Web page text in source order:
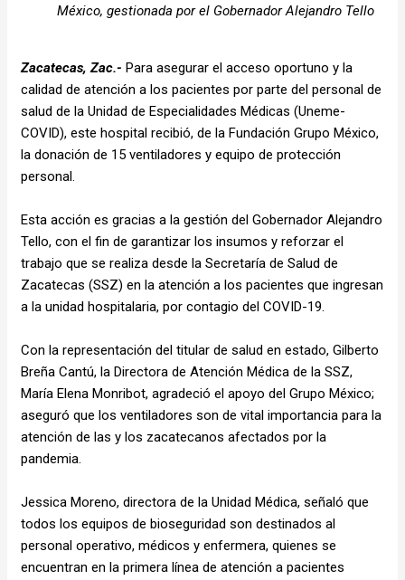
México, gestionada por el Gobernador Alejandro Tello
Zacatecas, Zac.- Para asegurar el acceso oportuno y la
calidad de atención a los pacientes por parte del personal de
salud de la Unidad de Especialidades Médicas (Uneme-
COVID), este hospital recibió, de la Fundación Grupo México,
la donación de 15 ventiladores y equipo de protección
personal.
Esta acción es gracias a la gestión del Gobernador Alejandro
Tello, con el fin de garantizar los insumos y reforzar el
trabajo que se realiza desde la Secretaría de Salud de
Zacatecas (SSZ) en la atención a los pacientes que ingresan
a la unidad hospitalaria, por contagio del COVID-19.
Con la representación del titular de salud en estado, Gilberto
Breña Cantú, la Directora de Atención Médica de la SSZ,
María Elena Monribot, agradeció el apoyo del Grupo México;
aseguró que los ventiladores son de vital importancia para la
atención de las y los zacatecanos afectados por la
pandemia.
Jessica Moreno, directora de la Unidad Médica, señaló que
todos los equipos de bioseguridad son destinados al
personal operativo, médicos y enfermera, quienes se
encuentran en la primera línea de atención a pacientes